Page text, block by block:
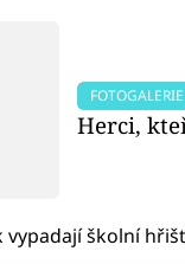
FOTOGALERIE
Herci,
vypadají školní